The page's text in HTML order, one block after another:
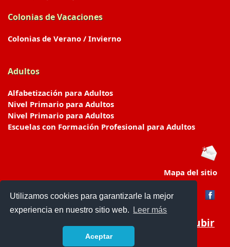
Utilizamos cookies para garantizarle la mejor
experiencia en nuestro sitio web.
Leer más
Aceptar
Colonias de Vacaciones
Colonias de Verano / Invierno
Adultos
Alfabetización para Adultos
Nivel Primario para Adultos
Nivel Primario para Adultos
Escuelas con Formación Profesional para Adultos
Mapa del sitio
Subir